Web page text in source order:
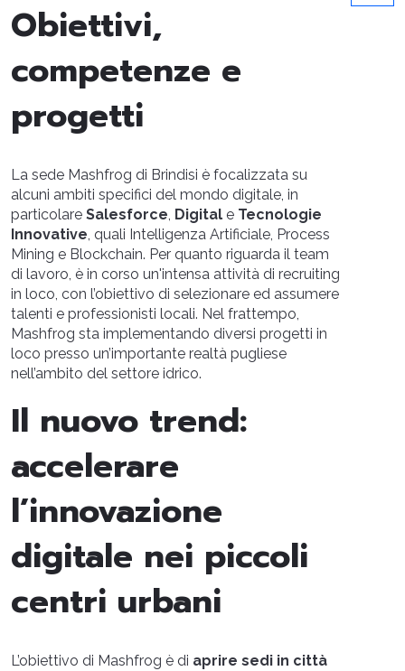
Obiettivi,
competenze e
progetti
La sede Mashfrog di Brindisi è focalizzata su
alcuni ambiti specifici del mondo digitale, in
particolare Salesforce, Digital e Tecnologie
Innovative, quali Intelligenza Artificiale, Process
Mining e Blockchain. Per quanto riguarda il team
di lavoro, è in corso un'intensa attività di recruiting
in loco, con l’obiettivo di selezionare ed assumere
talenti e professionisti locali. Nel frattempo,
Mashfrog sta implementando diversi progetti in
loco presso un’importante realtà pugliese
nell’ambito del settore idrico.
Il nuovo trend:
accelerare
l’innovazione
digitale nei piccoli
centri urbani
L’obiettivo di Mashfrog è di aprire sedi in città